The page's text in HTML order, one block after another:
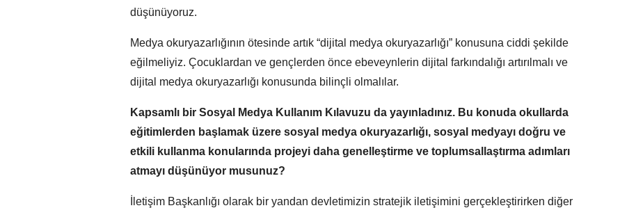
düşünüyoruz.
Medya okuryazarlığının ötesinde artık “dijital medya okuryazarlığı” konusuna ciddi şekilde
eğilmeliyiz. Çocuklardan ve gençlerden önce ebeveynlerin dijital farkındalığı artırılmalı ve
dijital medya okuryazarlığı konusunda bilinçli olmalılar.
Kapsamlı bir Sosyal Medya Kullanım Kılavuzu da yayınladınız. Bu konuda okullarda
eğitimlerden başlamak üzere sosyal medya okuryazarlığı, sosyal medyayı doğru ve
etkili kullanma konularında projeyi daha genelleştirme ve toplumsallaştırma adımları
atmayı düşünüyor musunuz?
İletişim Başkanlığı olarak bir yandan devletimizin stratejik iletişimini gerçekleştirirken diğer